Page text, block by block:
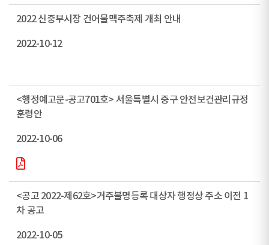
2022 신중부시장 건어물맥주축제 개최 안내
2022-10-12
<행정예고문-공고701호> 서울특별시 중구 안전보건관리규정
훈령안
2022-10-06
<공고 2022-제62호>거주불명등록 대상자 행정상 주소 이전 1
차 공고
2022-10-05